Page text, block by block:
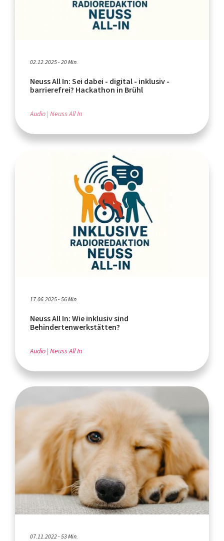
02.12.2025 - 20 Min.
Neuss All In: Sei dabei - digital - inklusiv -
barrierefrei? Hackathon in Brühl
Audio Neuss All In
17.06.2025 - 56 Min.
Neuss All In: Wie inklusiv sind
Behindertenwerkstätten?
Audio Neuss All In
07.11.2022 - 53 Min.